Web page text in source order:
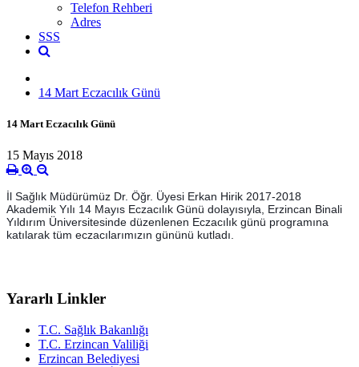
Telefon Rehberi
Adres
SSS
14 Mart Eczacılık Günü
14 Mart Eczacılık Günü
15 Mayıs 2018
İl Sağlık Müdürümüz Dr. Öğr. Üyesi Erkan Hirik 2017-2018
Akademik Yılı 14 Mayıs Eczacılık Günü dolayısıyla, Erzincan Binali
Yıldırım Üniversitesinde düzenlenen Eczacılık günü programına
katılarak tüm eczacılarımızın gününü kutladı.
Yararlı Linkler
T.C. Sağlık Bakanlığı
T.C. Erzincan Valiliği
Erzincan Belediyesi